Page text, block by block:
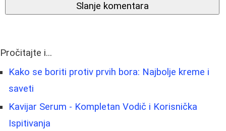
Slanje komentara
Pročitajte i...
Kako se boriti protiv prvih bora: Najbolje kreme i
saveti
Kavijar Serum - Kompletan Vodič i Korisnička
Ispitivanja